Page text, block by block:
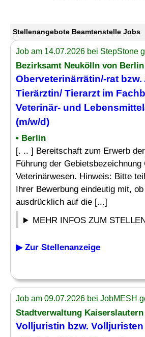
Stellenangebote Beamtenstelle Jobs
Job am 14.07.2026 bei StepStone
Bezirksamt Neukölln von Berlin
Oberveterinärrätin/-rat bzw.
Tierärztin/ Tierarzt im
Veterinär- und
(m/w/d)
• Berlin
[. .. ] Bereitschaft zum Erwerb
Führung der Gebietsbezeichnung
Veterinärwesen. Hinweis: Bitte
Ihrer Bewerbung eindeutig mit,
ausdrücklich auf die [...]
MEHR INFOS ZUM
▶ Zur Stellenanzeige
Job am 09.07.2026 bei JobMESH
Stadtverwaltung Kaiserslautern
Volljuristin bzw. Volljuristen